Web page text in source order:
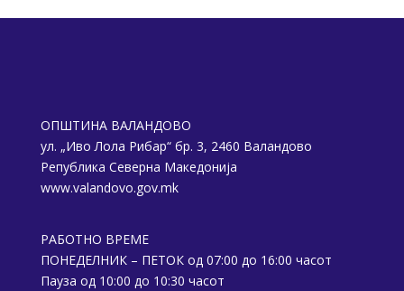
ОПШТИНА ВАЛАНДОВО
ул. „Иво Лола Рибар“ бр. 3, 2460 Валандово
Република Северна Македонија
www.valandovo.gov.mk
РАБОТНО ВРЕМЕ
ПОНЕДЕЛНИК – ПЕТОК од 07:00 до 16:00 часот
Пауза од 10:00 до 10:30 часот